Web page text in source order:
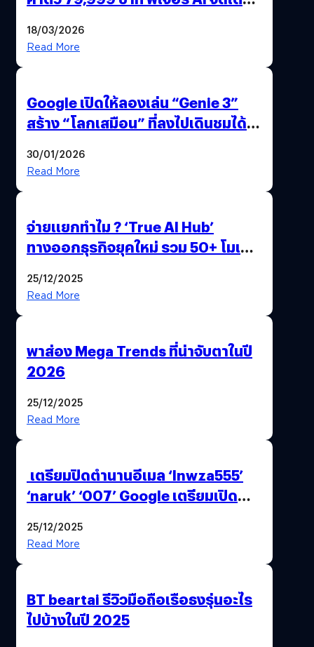
18/03/2026
Read More
Google เปิดให้ลองเล่น “Genie 3”
สร้าง “โลกเสมือน” ที่ลงไปเดินชมได้
30/01/2026
Read More
จ่ายแยกทำไม ? ‘True AI Hub’
ทางออกธุรกิจยุคใหม่ รวม 50+ โมเดล
25/12/2025
Read More
พาส่อง Mega Trends ที่น่าจับตาในปี
2026
25/12/2025
Read More
เตรียมปิดตำนานอีเมล ‘lnwza555’
‘naruk’ ‘007’ Google เตรียมเปิด
25/12/2025
Read More
BT beartai รีวิวมือถือเรือธงรุ่นอะไร
ไปบ้างในปี 2025